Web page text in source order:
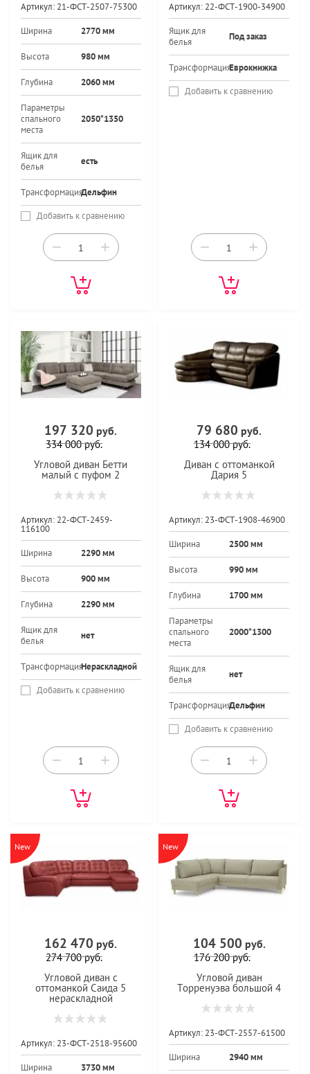
Артикул: 21-ФСТ-2507-75300
Ширина 2770 мм
Высота 980 мм
Глубина 2060 мм
Параметры
спального
места
2050*1350
Ящик для
белья
есть
ТрансформацияДельфин
Добавить к сравнению
− +
Артикул: 22-ФСТ-1900-34900
Ящик для
белья
Под заказ
ТрансформацияЕврокнижка
Добавить к сравнению
− +
197 320 руб.
334 000руб.
Угловой диван Бетти
малый с пуфом 2
Артикул: 22-ФСТ-2459-
116100
Ширина 2290 мм
Высота 900 мм
Глубина 2290 мм
Ящик для
белья
нет
ТрансформацияНераскладной
Добавить к сравнению
− +
79 680 руб.
134 000руб.
Диван с оттоманкой
Дария 5
Артикул: 23-ФСТ-1908-46900
Ширина 2500 мм
Высота 990 мм
Глубина 1700 мм
Параметры
спального
места
2000*1300
Ящик для
белья
нет
ТрансформацияДельфин
Добавить к сравнению
− +
New
162 470 руб.
274 700руб.
Угловой диван с
оттоманкой Саида 5
нераскладной
Артикул: 23-ФСТ-2518-95600
Ширина 3730 мм
New
104 500 руб.
176 200руб.
Угловой диван
Торренуэва большой 4
Артикул: 23-ФСТ-2557-61500
Ширина 2940 мм